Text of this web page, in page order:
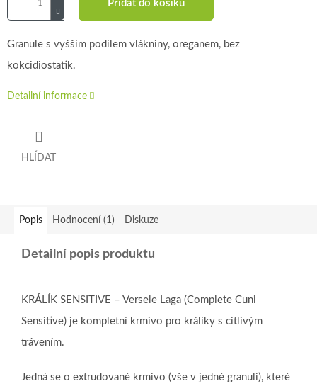
Přidat do košíku
Granule s vyšším podílem vlákniny, oreganem, bez
kokcidiostatik.
Detailní informace
HLÍDAT
Popis Hodnocení (1) Diskuze
Detailní popis produktu
KRÁLÍK SENSITIVE – Versele Laga (Complete Cuni
Sensitive) je kompletní krmivo pro králíky s citlivým
trávením.
Jedná se o extrudované krmivo (vše v jedné granuli), které